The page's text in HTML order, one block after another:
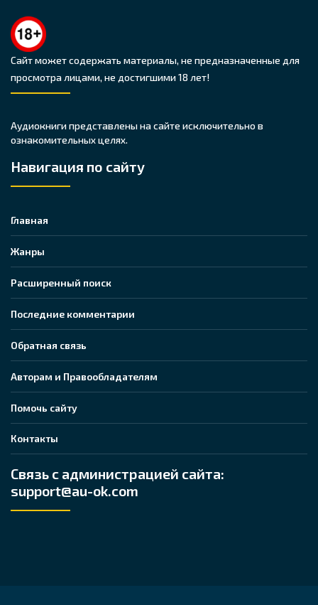
Сайт может содержать материалы, не предназначенные для
просмотра лицами, не достигшими 18 лет!
Аудиокниги представлены на сайте исключительно в
ознакомительных целях.
Навигация по сайту
Главная
Жанры
Расширенный поиск
Последние комментарии
Обратная связь
Авторам и Правообладателям
Помочь сайту
Контакты
Связь с администрацией сайта:
support@au-ok.com